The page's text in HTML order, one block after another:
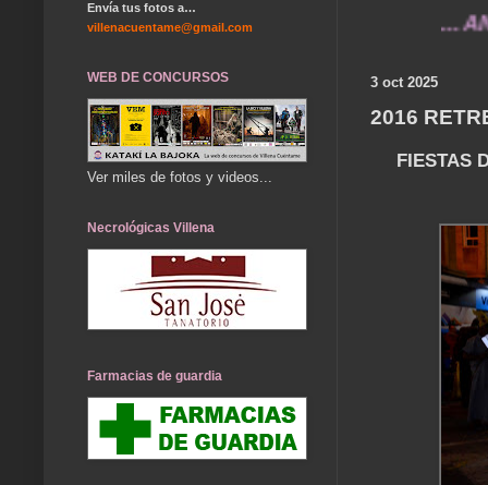
...
3 oct 2025
2016
FIESTAS
Envía tus fotos a…
villenacuentame@gmail.com
WEB DE CONCURSOS
Ver miles de fotos y videos...
Necrológicas Villena
Farmacias de guardia